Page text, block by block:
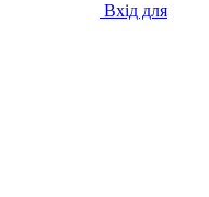
Вхід для